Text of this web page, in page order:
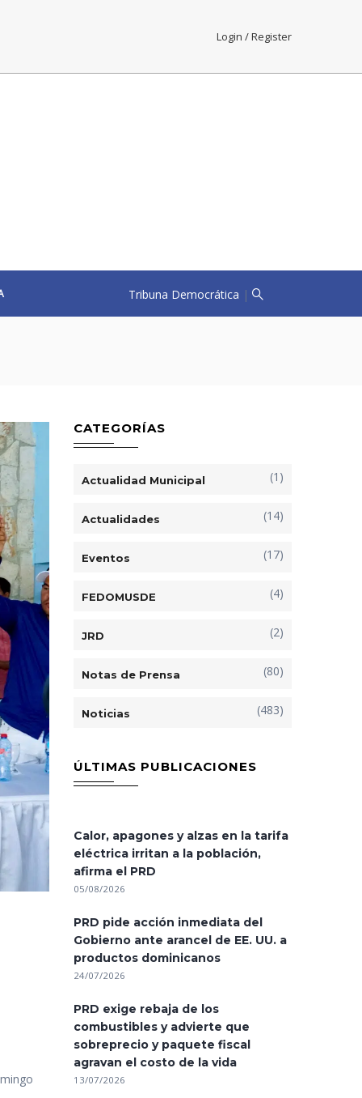
Login / Register
Tribuna Democrática |
CATEGORÍAS
Actualidad Municipal (1)
Actualidades (14)
Eventos (17)
FEDOMUSDE (4)
JRD (2)
Notas de Prensa (80)
Noticias (483)
ÚLTIMAS PUBLICACIONES
Calor, apagones y alzas en la tarifa
eléctrica irritan a la población,
afirma el PRD
05/08/2026
PRD pide acción inmediata del
Gobierno ante arancel de EE. UU. a
productos dominicanos
24/07/2026
PRD exige rebaja de los
combustibles y advierte que
sobreprecio y paquete fiscal
agravan el costo de la vida
13/07/2026